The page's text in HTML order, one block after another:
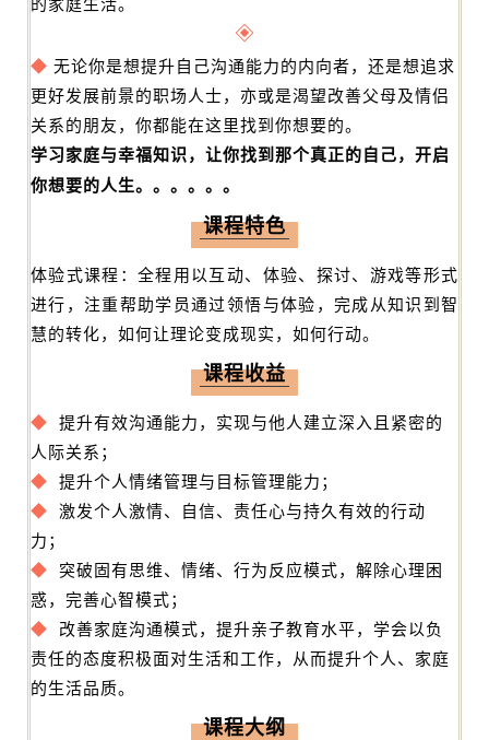
◆ 无论你是想提升自己沟通能力的内向者，还是想追求
更好发展前景的职场人士，亦或是渴望改善父母及情侣
关系的朋友，你都能在这里找到你想要的。
学习家庭与幸福知识，让你找到那个真正的自己，开启
你想要的人生。。。。。。
课程特色
体验式课程：全程用以互动、体验、探讨、游戏等形式
进行，注重帮助学员通过领悟与体验，完成从知识到智
慧的转化，如何让理论变成现实，如何行动。
课程收益
◆ 提升有效沟通能力，实现与他人建立深入且紧密的
人际关系；
◆ 提升个人情绪管理与目标管理能力；
◆ 激发个人激情、自信、责任心与持久有效的行动
力；
◆ 突破固有思维、情绪、行为反应模式，解除心理困
惑，完善心智模式；
◆ 改善家庭沟通模式，提升亲子教育水平，学会以负
责任的态度积极面对生活和工作，从而提升个人、家庭
的生活品质。
课程大纲